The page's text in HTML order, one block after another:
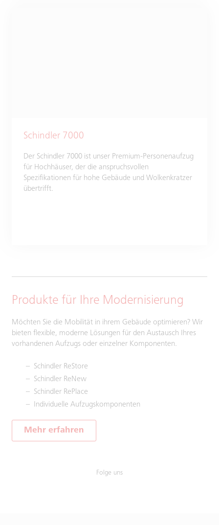
Schindler 7000
Der Schindler 7000 ist unser Premium-Personenaufzug
für Hochhäuser, der die anspruchsvollen
Spezifikationen für hohe Gebäude und Wolkenkratzer
übertrifft.
Produkte für Ihre Modernisierung
Möchten Sie die Mobilität in ihrem Gebäude optimieren? Wir
bieten flexible, moderne Lösungen für den Austausch Ihres
vorhandenen Aufzugs oder einzelner Komponenten.
Schindler ReStore
Schindler ReNew
Schindler RePlace
Individuelle Aufzugskomponenten
Mehr erfahren
Folge uns